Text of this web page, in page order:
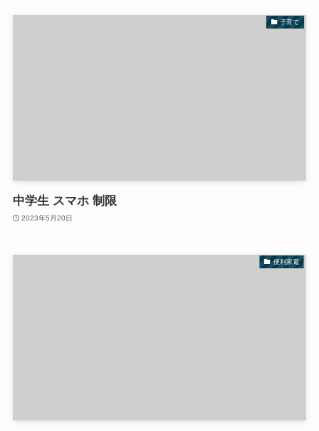
子育て
中学生 スマホ 制限
2023年5月20日
便利家電